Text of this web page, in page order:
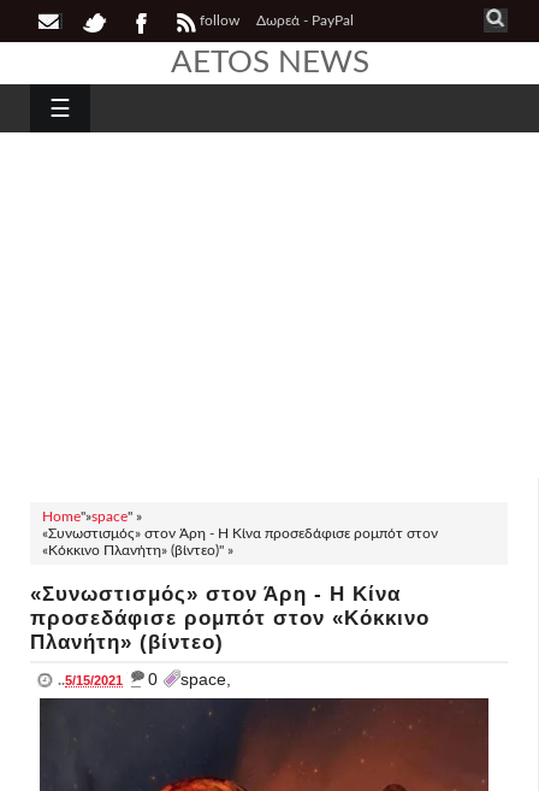
follow Δωρεά - PayPal
AETOS NEWS
☰
Home"»space" »
«Συνωστισμός» στον Άρη - Η Κίνα προσεδάφισε ρομπότ στον
«Κόκκινο Πλανήτη» (βίντεο)" »
«Συνωστισμός» στον Άρη - Η Κίνα
προσεδάφισε ρομπότ στον «Κόκκινο
Πλανήτη» (βίντεο)
..5/15/2021 _ 0 space,